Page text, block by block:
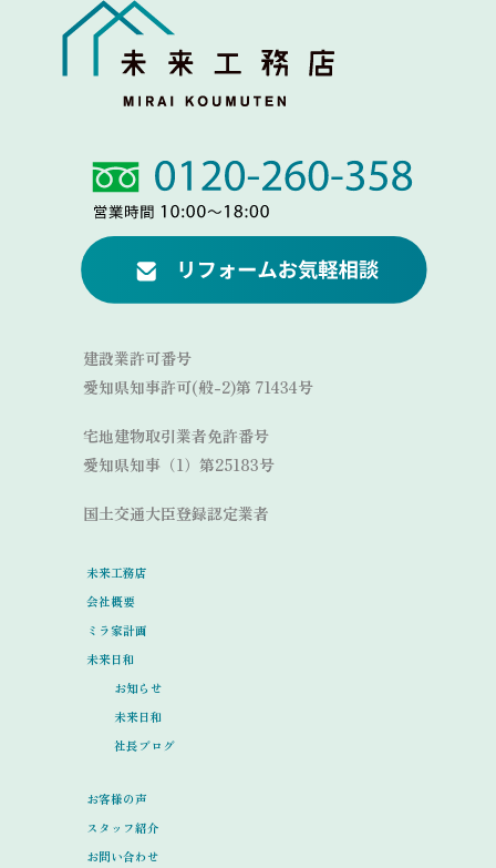
Link
Link
建設業許可番号
愛知県知事許可(般-2)第 71434号
宅地建物取引業者免許番号
愛知県知事（1）第25183号
国土交通大臣登録認定業者
未来工務店
会社概要
ミラ家計画
未来日和
お知らせ
未来日和
社長ブログ
お客様の声
スタッフ紹介
お問い合わせ